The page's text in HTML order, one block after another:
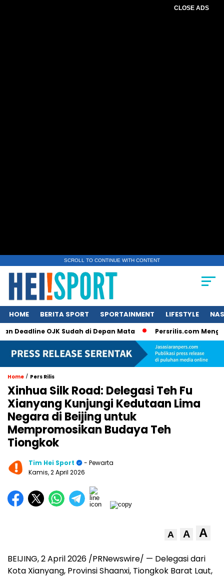
CLOSE ADS
SCROLL TO CONTINUE WITH CONTENT
HOME BERITA SPORT SPORTAINMENT LIFESTYLE
OJK Sudah di Depan Mata Persrilis.com
Home / Pers Rilis
Xinhua Silk Road: Delegasi Teh Fu
Xianyang Kunjungi Kedutaan Lima
Negara di Beijing untuk
Mempromosikan Budaya Teh
Tiongkok
Tim Hei Sport
- Pewarta
Kamis, 2 April 2026
A A A
BEIJING, 2 April 2026 /PRNewswire/ — Delegasi dari
Kota Xianyang, Provinsi Shaanxi, Tiongkok Barat Laut,